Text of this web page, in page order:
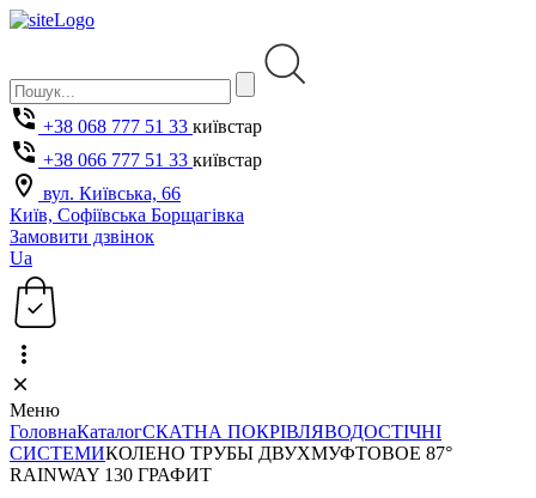
+38 068 777 51 33 київстар
+38 066 777 51 33 київстар
вул. Київська, 66
Київ, Софіївська Борщагівка
Замовити дзвінок
Ua
Меню
ГоловнаКаталогСКАТНА ПОКРІВЛЯВОДОСТІЧНІ
СИСТЕМИКОЛЕНО ТРУБЫ ДВУХМУФТОВОЕ 87°
RAINWAY 130 ГРАФИТ